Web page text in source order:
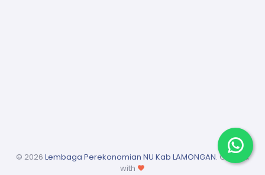
© 2026 Lembaga Perekonomian NU Kab LAMONGAN. Crafted
with